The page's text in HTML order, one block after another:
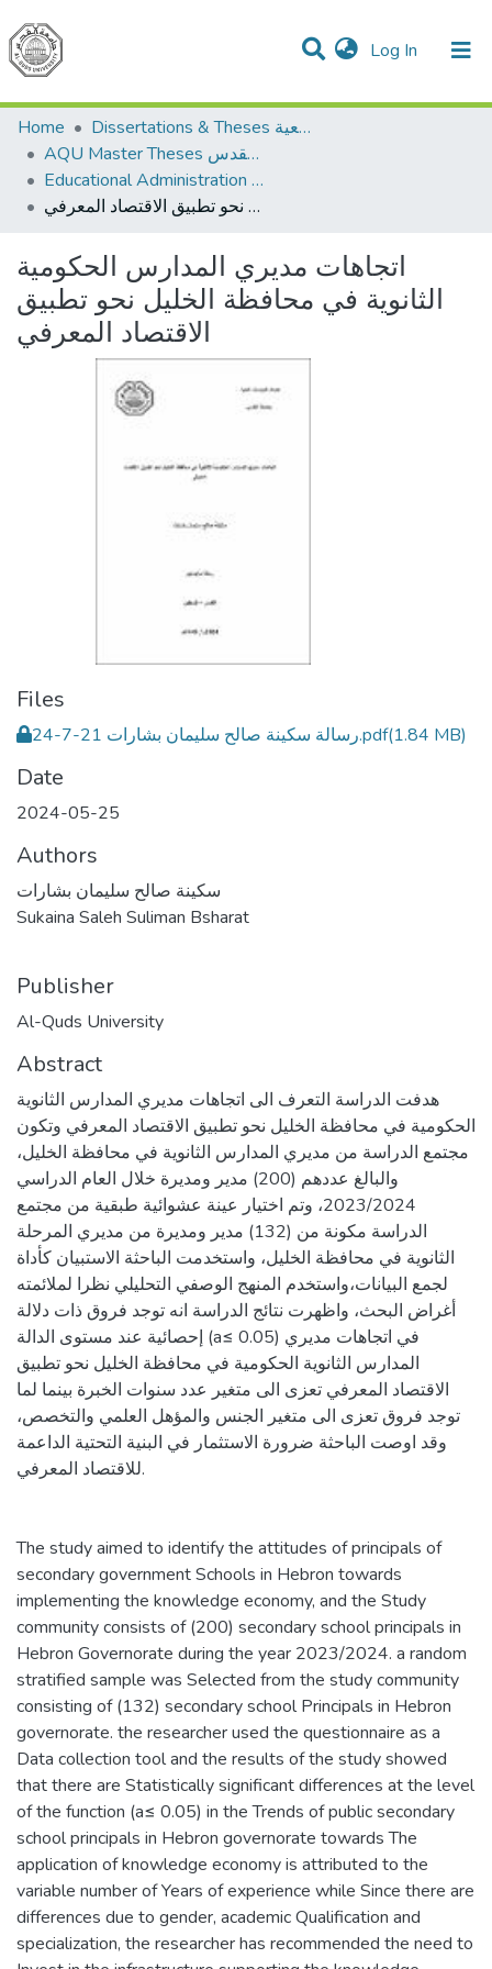
Log In (current)
Communities & Collections
All of DSpace
Home
Dissertations & Theses الرسائل الجامعية
AQU Master Theses الرسائل الجامعية الخاصة بجامعة القدس
Educational Administration الادارة التربوية
اتجاهات مديري المدارس الحكومية الثانوية في محافظة الخليل نحو تطبيق الاقتصاد المعرفي
اتجاهات مديري المدارس الحكومية
الثانوية في محافظة الخليل نحو تطبيق
الاقتصاد المعرفي
Files
رسالة سكينة صالح سليمان بشارات 21-7-24.pdf(1.84 MB)
Date
2024-05-25
Authors
سكينة صالح سليمان بشارات
Sukaina Saleh Suliman Bsharat
Publisher
Al-Quds University
Abstract
هدفت الدراسة التعرف الى اتجاهات مديري المدارس الثانوية
الحكومية في محافظة الخليل نحو تطبيق الاقتصاد المعرفي وتكون
مجتمع الدراسة من مديري المدارس الثانوية في محافظة الخليل،
والبالغ عددهم (200) مدير ومديرة خلال العام الدراسي
2023/2024، وتم اختيار عينة عشوائية طبقية من مجتمع
الدراسة مكونة من (132) مدير ومديرة من مديري المرحلة
الثانوية في محافظة الخليل، واستخدمت الباحثة الاستبيان كأداة
لجمع البيانات،واستخدم المنهج الوصفي التحليلي نظرا لملائمته
أغراض البحث، واظهرت نتائج الدراسة انه توجد فروق ذات دلالة
إحصائية عند مستوى الدالة (a≤ 0.05) في اتجاهات مديري
المدارس الثانوية الحكومية في محافظة الخليل نحو تطبيق
الاقتصاد المعرفي تعزى الى متغير عدد سنوات الخبرة بينما لما
توجد فروق تعزى الى متغير الجنس والمؤهل العلمي والتخصص،
وقد اوصت الباحثة ضرورة الاستثمار في البنية التحتية الداعمة
للاقتصاد المعرفي.
The study aimed to identify the attitudes of principals of
secondary government Schools in Hebron towards
implementing the knowledge economy, and the Study
community consists of (200) secondary school principals in
Hebron Governorate during the year 2023/2024. a random
stratified sample was Selected from the study community
consisting of (132) secondary school Principals in Hebron
governorate. the researcher used the questionnaire as a
Data collection tool and the results of the study showed
that there are Statistically significant differences at the level
of the function (a≤ 0.05) in the Trends of public secondary
school principals in Hebron governorate towards The
application of knowledge economy is attributed to the
variable number of Years of experience while Since there are
differences due to gender, academic Qualification and
specialization, the researcher has recommended the need to